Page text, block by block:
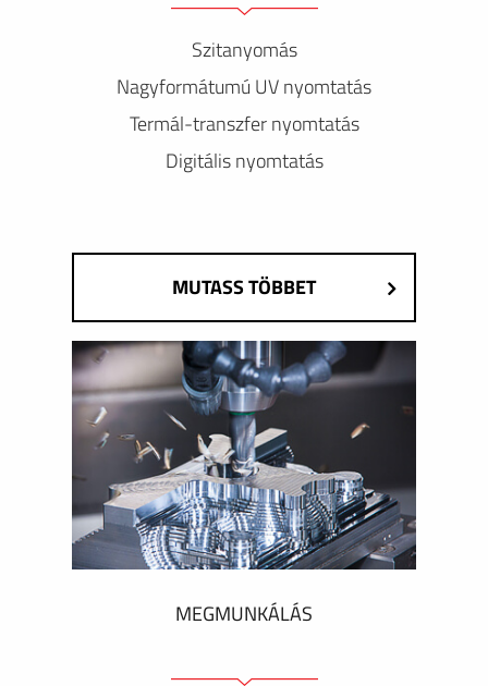
Szitanyomás
Nagyformátumú UV nyomtatás
Termál-transzfer nyomtatás
Digitális nyomtatás
MUTASS TÖBBET
MEGMUNKÁLÁS